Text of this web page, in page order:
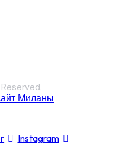
Instagram